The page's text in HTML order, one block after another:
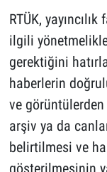
RTÜK,
ilgili
gerektiğini
haberlerin
ve görüntülerden
arşiv ya da
belirtilmesi ve
gösterilmesinin